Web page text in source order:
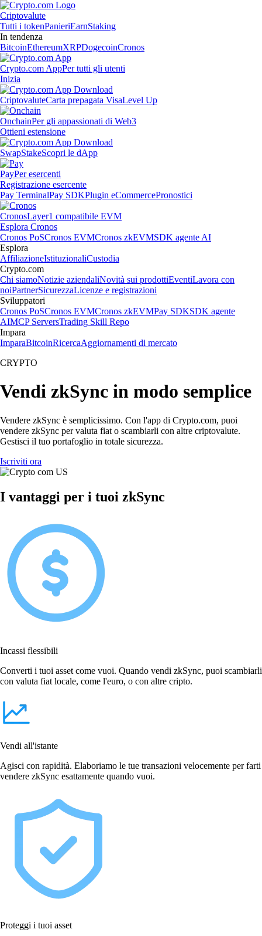
Criptovalute
Tutti i tokenPanieriEarnStaking
In tendenza
BitcoinEthereumXRPDogecoinCronos
Crypto.com AppPer tutti gli utenti
Inizia
CriptovaluteCarta prepagata VisaLevel Up
OnchainPer gli appassionati di Web3
Ottieni estensione
SwapStakeScopri le dApp
PayPer esercenti
Registrazione esercente
Pay TerminalPay SDKPlugin eCommercePronostici
CronosLayer1 compatibile EVM
Esplora Cronos
Cronos PoSCronos EVMCronos zkEVMSDK agente AI
Esplora
AffiliazioneIstituzionaliCustodia
Crypto.com
Chi siamoNotizie aziendaliNovità sui prodottiEventiLavora con
noiPartnerSicurezzaLicenze e registrazioni
Sviluppatori
Cronos PoSCronos EVMCronos zkEVMPay SDKSDK agente
AIMCP ServersTrading Skill Repo
Impara
ImparaBitcoinRicercaAggiornamenti di mercato
CRYPTO
Vendi zkSync in modo semplice
Vendere zkSync è semplicissimo. Con l'app di Crypto.com, puoi
vendere zkSync per valuta fiat o scambiarli con altre criptovalute.
Gestisci il tuo portafoglio in totale sicurezza.
Iscriviti ora
I vantaggi per i tuoi zkSync
Incassi flessibili
Converti i tuoi asset come vuoi. Quando vendi zkSync, puoi scambiarli
con valuta fiat locale, come l'euro, o con altre cripto.
Vendi all'istante
Agisci con rapidità. Elaboriamo le tue transazioni velocemente per farti
vendere zkSync esattamente quando vuoi.
Proteggi i tuoi asset